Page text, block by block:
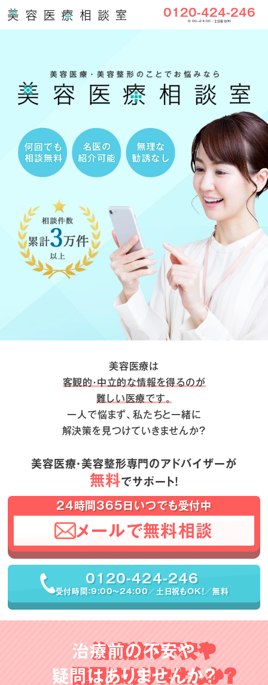
0120-424-246
9:00〜24:00／土日祝もOK
美容医療は
客観的・中立的な情報を得るのが
難しい医療です。
一人で悩まず、私たちと一緒に
解決策を見つけていきませんか？
美容医療・美容整形専門のアドバイザーが
無料でサポート！
24時間365日いつでも受付中
メールで無料相談
0120-424-246
受付時間：9:00〜24:00／土日祝もOK！／無料
治療前の不安や
疑問はありませんか？